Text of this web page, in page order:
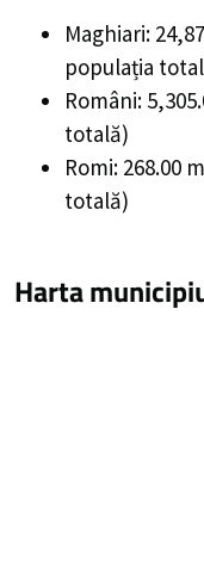
Maghiari:
populația
Români:
totală)
Romi: 268.00
totală)
Harta